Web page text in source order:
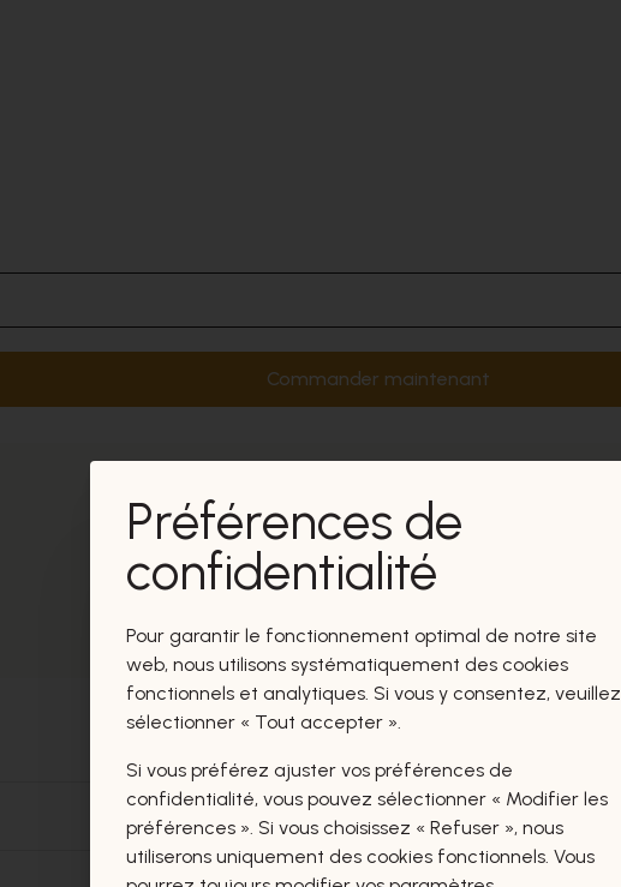
Commander maintenant
Préférences de
confidentialité
Pour garantir le fonctionnement optimal de notre site
web, nous utilisons systématiquement des cookies
fonctionnels et analytiques. Si vous y consentez, veuillez
sélectionner « Tout accepter ».
Si vous préférez ajuster vos préférences de
confidentialité, vous pouvez sélectionner « Modifier les
préférences ». Si vous choisissez « Refuser », nous
utiliserons uniquement des cookies fonctionnels. Vous